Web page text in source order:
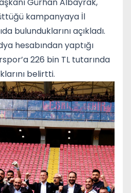
kampanyaya İl
bulunduklarını açıkladı.
hesabından yaptığı
226 bin TL tutarında
belirtti.